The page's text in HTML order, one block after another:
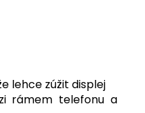
lehce zúžit displej
rámem telefonu a